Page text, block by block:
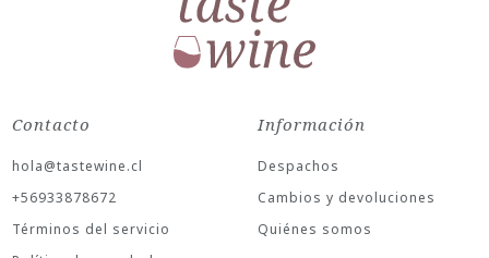
Contacto
hola@tastewine.cl
+56933878672
Términos del servicio
Información
Despachos
Cambios y devoluciones
Quiénes somos